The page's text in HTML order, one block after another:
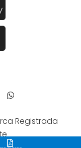
Registrada